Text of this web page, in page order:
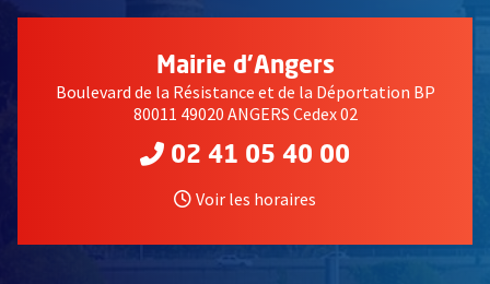
Mairie d'Angers
Boulevard de la Résistance et de la Déportation BP
80011 49020 ANGERS Cedex 02
02 41 05 40 00
Voir les horaires